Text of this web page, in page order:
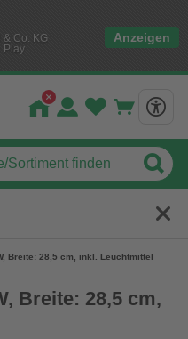
Co. KG
Play
Anzeigen
Breite: 28,5 cm, inkl. Leuchtmittel
Breite: 28,5 cm,